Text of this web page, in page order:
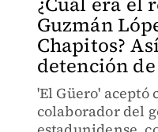
Guzmán
Chapitos?
detención
'El Güero' aceptó
colaborador del